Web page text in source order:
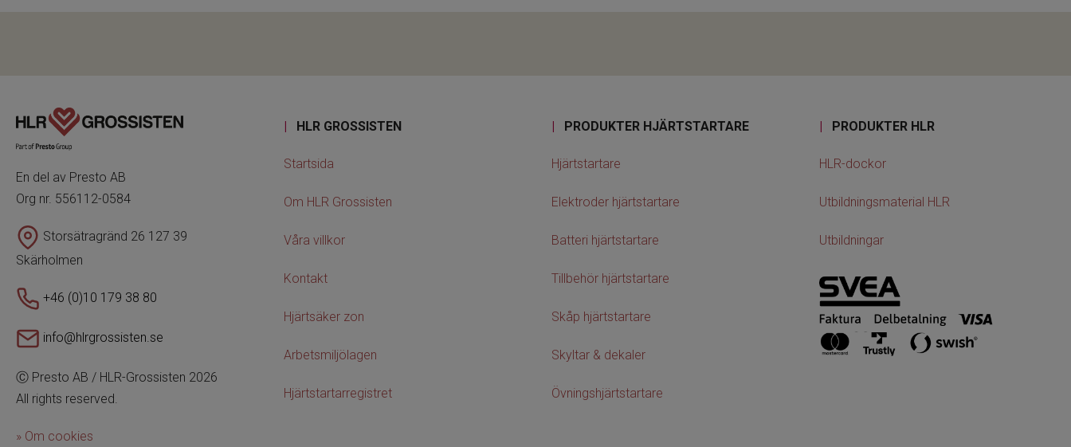
En del av Presto AB
Org nr. 556112-0584
Storsätragränd 26 127 39
Skärholmen
+46 (0)10 179 38 80
info@hlrgrossisten.se
Ⓒ Presto AB / HLR-Grossisten 2026
All rights reserved.
» Om cookies
HLR GROSSISTEN
Startsida
Om HLR Grossisten
Våra villkor
Kontakt
Hjärtsäker zon
Arbetsmiljölagen
Hjärtstartarregistret
PRODUKTER HJÄRTSTARTARE
Hjärtstartare
Elektroder hjärtstartare
Batteri hjärtstartare
Tillbehör hjärtstartare
Skåp hjärtstartare
Skyltar & dekaler
Övningshjärtstartare
PRODUKTER HLR
HLR-dockor
Utbildningsmaterial HLR
Utbildningar